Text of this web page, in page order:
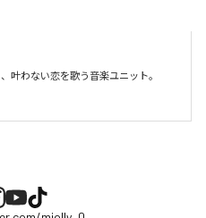
叶わない恋を歌う音楽ユニット。